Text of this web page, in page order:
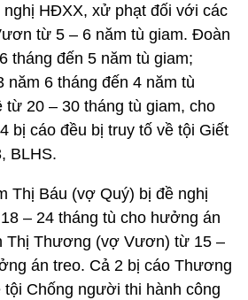
nghị HĐXX, xử phạt đối với các
từ 5 – 6 năm tù giam. Đoàn
tháng đến 5 năm tù giam;
6 tháng đến 4 năm tù
từ 20 – 30 tháng tù giam, cho
bị cáo đều bị truy tố về tội Giết
BLHS.
Thị Báu (vợ Quý) bị đề nghị
– 24 tháng tù cho hưởng án
Thị Thương (vợ Vươn) từ 15 –
án treo. Cả 2 bị cáo Thương
tội Chống người thi hành công